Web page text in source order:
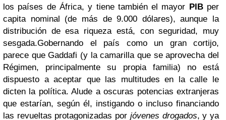
los países de África, y tiene también el mayor PIBper
capita nominal (de más de 9.000 dólares), aunque la
distribución de esa riqueza está, con seguridad, muy
sesgada.Gobernando el país como un gran cortijo,
parece que Gaddafi (y la camarilla que se aprovecha del
Régimen, principalmente su propia familia) no está
dispuesto a aceptar que las multitudes en la calle le
dicten la política. Alude a oscuras potencias extranjeras
que estarían, según él, instigando o incluso financiando
las revueltas protagonizadas por jóvenes drogados, y ya